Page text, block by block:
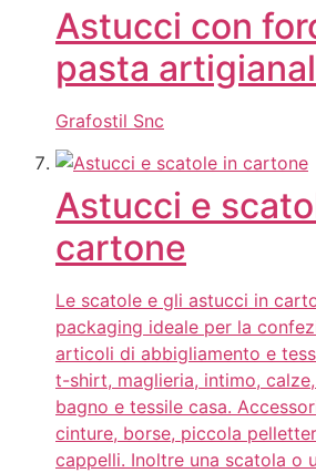
Astucci con
pasta
Grafostil Snc
Astucci e
cartone
Le scatole e gli astucci in
packaging ideale per la
articoli di abbigliamento e
t-shirt, maglieria, intimo,
bagno e tessile casa.
cinture, borse, piccola
cappelli. Inoltre una scatola o